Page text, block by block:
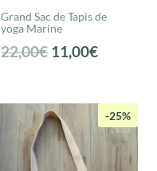
Grand Sac de Tapis de
yoga Marine
22,00€ Le
était :
22,00€.
11,00€Le
est :
11,00€.
-25%